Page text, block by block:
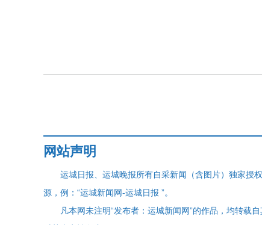
网站声明
运城日报、运城晚报所有自采新闻（含图片）独家授
源，例：“运城新闻网-运城日报 ”。
凡本网未注明“发布者：运城新闻网”的作品，均转载